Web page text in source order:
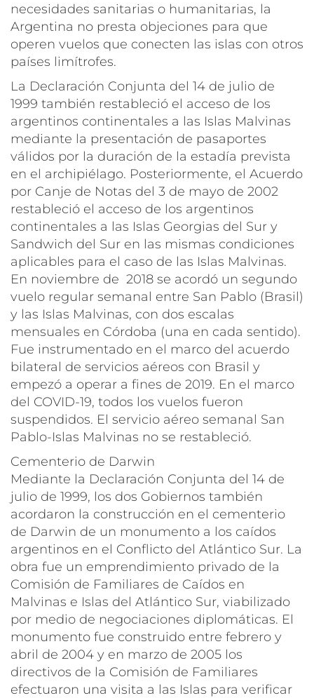
necesidades sanitarias o humanitarias, la
Argentina no presta objeciones para que
operen vuelos que conecten las islas con otros
países limítrofes.
La Declaración Conjunta del 14 de julio de
1999 también restableció el acceso de los
argentinos continentales a las Islas Malvinas
mediante la presentación de pasaportes
válidos por la duración de la estadía prevista
en el archipiélago. Posteriormente, el Acuerdo
por Canje de Notas del 3 de mayo de 2002
restableció el acceso de los argentinos
continentales a las Islas Georgias del Sur y
Sandwich del Sur en las mismas condiciones
aplicables para el caso de las Islas Malvinas.
En noviembre de 2018 se acordó un segundo
vuelo regular semanal entre San Pablo (Brasil)
y las Islas Malvinas, con dos escalas
mensuales en Córdoba (una en cada sentido).
Fue instrumentado en el marco del acuerdo
bilateral de servicios aéreos con Brasil y
empezó a operar a fines de 2019. En el marco
del COVID-19, todos los vuelos fueron
suspendidos. El servicio aéreo semanal San
Pablo-Islas Malvinas no se restableció.
Cementerio de Darwin
Mediante la Declaración Conjunta del 14 de
julio de 1999, los dos Gobiernos también
acordaron la construcción en el cementerio
de Darwin de un monumento a los caídos
argentinos en el Conflicto del Atlántico Sur. La
obra fue un emprendimiento privado de la
Comisión de Familiares de Caídos en
Malvinas e Islas del Atlántico Sur, viabilizado
por medio de negociaciones diplomáticas. El
monumento fue construido entre febrero y
abril de 2004 y en marzo de 2005 los
directivos de la Comisión de Familiares
efectuaron una visita a las Islas para verificar